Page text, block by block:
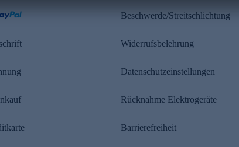
Beschwerde/Streitschlichtung
Widerrufsbelehrung
Datenschutzeinstellungen
Rücknahme Elektrogeräte
Barrierefreiheit